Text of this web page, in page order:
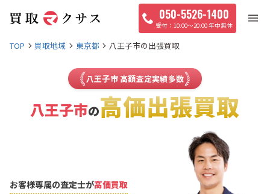
050-5526-1400
10:00〜20:00 年中無休
TOP 買取地域 東京都 八王子市の出張買取
八王子市 高額査定実績多数
八王子市の高価出張買取
お客様専属の査定士が高価買取